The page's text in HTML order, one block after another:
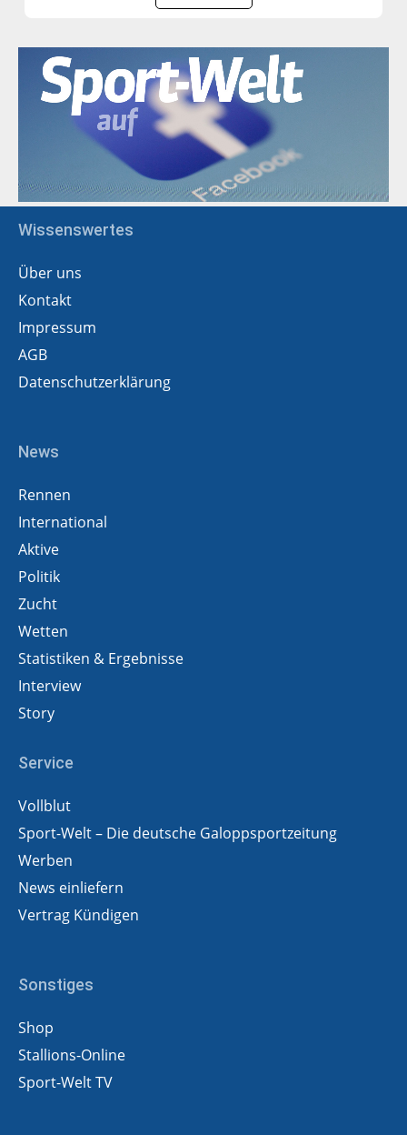
Wissenswertes
Über uns
Kontakt
Impressum
AGB
Datenschutzerklärung
News
Rennen
International
Aktive
Politik
Zucht
Wetten
Statistiken & Ergebnisse
Interview
Story
Service
Vollblut
Sport-Welt – Die deutsche Galoppsportzeitung
Werben
News einliefern
Vertrag Kündigen
Sonstiges
Shop
Stallions-Online
Sport-Welt TV